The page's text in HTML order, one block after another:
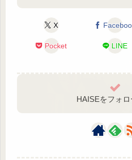
X
Pocket LINE
HAISEをフォロ